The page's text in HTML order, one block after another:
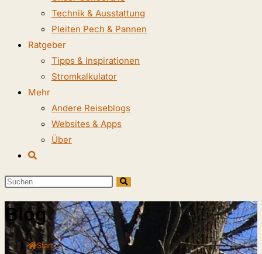
Technik & Ausstattung
Pleiten Pech & Pannen
Ratgeber
Tipps & Inspirationen
Stromkalkulator
Mehr
Andere Reiseblogs
Websites & Apps
Über
Website-
umschalten
Diese
durchsuchen
Blog
Start>